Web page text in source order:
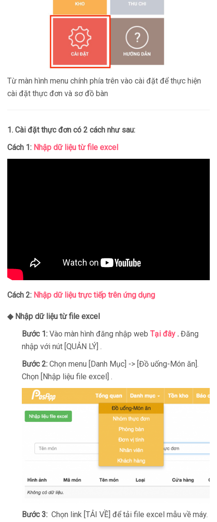
Từ màn hình menu chính phía trên vào cài đặt để thực hiện
cài đặt thực đơn và sơ đồ bàn
1. Cài đặt thực đơn có 2 cách như sau:
Cách 1: Nhập dữ liệu từ file excel
Cách 2: Nhập dữ liệu trực tiếp trên ứng dụng
◆ Nhập dữ liệu từ file excel
Bước 1: Vào màn hình đăng nhập web Tại đây . Đăng
nhập với nút [QUẢN LÝ] .
Bước 2: Chọn menu [Danh Mục] -> [Đồ uống-Món ăn].
Chọn [Nhập liệu file excel] .
Bước 3: Chọn link [TẢI VỀ] để tải file excel mẫu về máy.